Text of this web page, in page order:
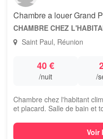
Chambre a louer Grand
CHAMBRE CHEZ
Saint Paul, Réunion
40 €
/nuit /
Chambre chez l'habitant
et placard. Salle de bain et
Voir